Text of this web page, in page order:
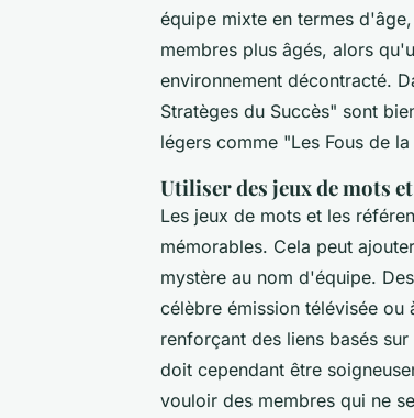
équipe mixte en termes
membres plus âgés, alors
environnement décontracté.
Stratèges du Succès" sont
légers comme "Les Fous de
Utiliser des jeux de mots
Les jeux de mots et les
mémorables. Cela peut
mystère au nom d'équipe.
célèbre émission télévisée ou
renforçant des liens basés
doit cependant être
vouloir des membres qui ne